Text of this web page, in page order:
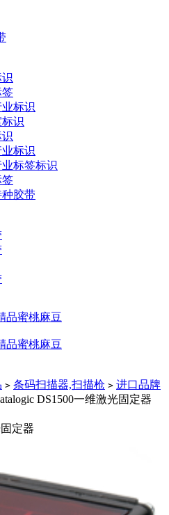
签
标识
识
标识
标签标识
签
胶带
品蜜桃麻豆
品蜜桃麻豆
> 条码扫描器,扫描枪 > 进口品牌
DS1500一维激光固定器